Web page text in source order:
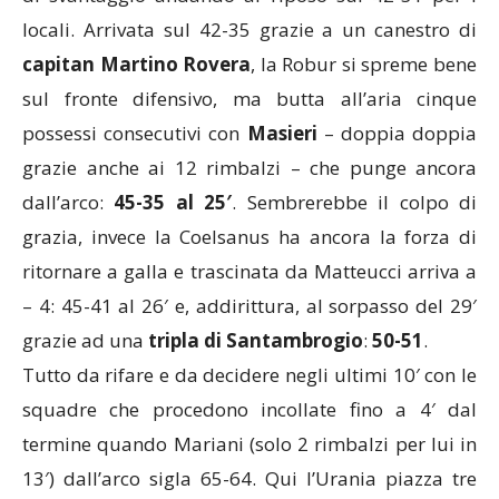
locali. Arrivata sul 42-35 grazie a un canestro di
capitan Martino Rovera, la Robur si spreme bene
sul fronte difensivo, ma butta all’aria cinque
possessi consecutivi con Masieri – doppia doppia
grazie anche ai 12 rimbalzi – che punge ancora
dall’arco: 45-35 al 25′. Sembrerebbe il colpo di
grazia, invece la Coelsanus ha ancora la forza di
ritornare a galla e trascinata da Matteucci arriva a
– 4: 45-41 al 26′ e, addirittura, al sorpasso del 29′
grazie ad una tripla di Santambrogio: 50-51.
Tutto da rifare e da decidere negli ultimi 10′ con le
squadre che procedono incollate fino a 4′ dal
termine quando Mariani (solo 2 rimbalzi per lui in
13′) dall’arco sigla 65-64. Qui l’Urania piazza tre